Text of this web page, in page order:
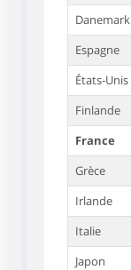
Danemark
Espagne
États-Unis
Finlande
France
Grèce
Irlande
Italie
Japon